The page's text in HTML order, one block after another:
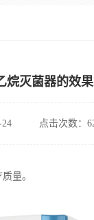
烷灭菌器的效果
点击次数：
量。